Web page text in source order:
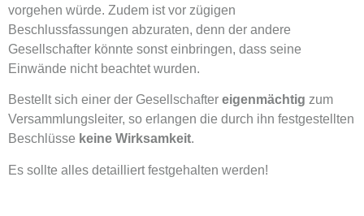
vorgehen würde. Zudem ist vor zügigen
Beschlussfassungen abzuraten, denn der andere
Gesellschafter könnte sonst einbringen, dass seine
Einwände nicht beachtet wurden.
Bestellt sich einer der Gesellschafter eigenmächtig zum
Versammlungsleiter, so erlangen die durch ihn festgestellten
Beschlüsse keine Wirksamkeit.
Es sollte alles detailliert festgehalten werden!